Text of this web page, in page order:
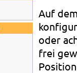
Auf
oder
frei